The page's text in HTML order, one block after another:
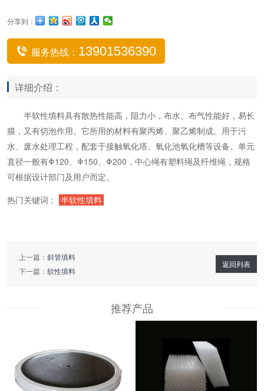
分享到：
服务热线： 13901536390
详细介绍：
半软性填料具有散热性能高，阻力小，布水、布气性能好，易长
膜，又有切泡作用。它所用的材料有聚丙烯、聚乙烯制成。用于污
水、废水处理工程，配套于接触氧化塔、氧化池氧化槽等设备。单元
直径一般有Φ120、Φ150、Φ200，中心绳有塑料绳及纤维绳，规格
可根据设计部门及用户而定。
热门关键词：
半软性填料
上一篇： 斜管填料
下一篇： 软性填料
返回列表
推荐产品